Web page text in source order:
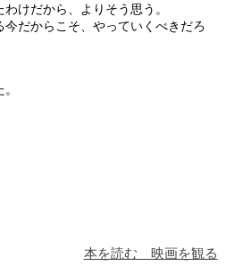
けだから、よりそう思う。
だからこそ、やっていくべきだろ
本を読む 映画を観る